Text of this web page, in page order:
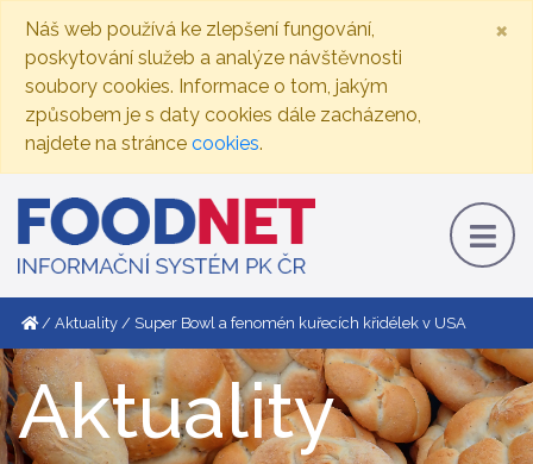
Náš web používá ke zlepšení fungování,
poskytování služeb a analýze návštěvnosti
soubory cookies. Informace o tom, jakým
způsobem je s daty cookies dále zacházeno,
najdete na stránce cookies.
×
Aktuality Super Bowl a fenomén kuřecích křidélek v USA
Aktuality